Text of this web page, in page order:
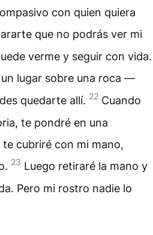
con quien quiera
que no podrás ver mi
verme y seguir con vida.
lugar sobre una roca —
quedarte allí. 22 Cuando
te pondré en una
cubriré con mi mano,
23 Luego retiraré la mano y
Pero mi rostro nadie lo